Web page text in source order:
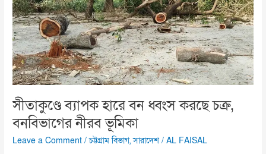
সীতাকুণ্ডে ব্যাপক হারে বন ধ্বংস করছে চক্র,
বনবিভাগের নীরব ভূমিকা
Leave a Comment /চট্টগ্রাম বিভাগ,সারাদেশ /AL FAISAL
ধ্বংস
করছে
চক্র,
বনবিভাগের
নীরব
ভূমিকা